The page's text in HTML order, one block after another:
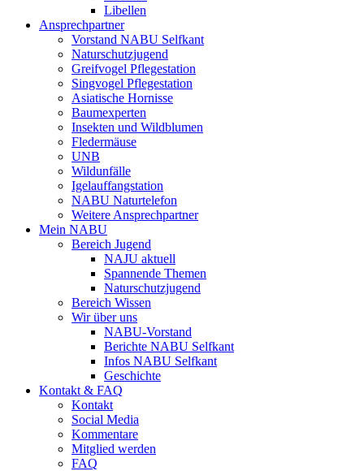
Libellen
Ansprechpartner
Vorstand NABU Selfkant
Naturschutzjugend
Greifvogel Pflegestation
Singvogel Pflegestation
Asiatische Hornisse
Baumexperten
Insekten und Wildblumen
Fledermäuse
UNB
Wildunfälle
Igelauffangstation
NABU Naturtelefon
Weitere Ansprechpartner
Mein NABU
Bereich Jugend
NAJU aktuell
Spannende Themen
Naturschutzjugend
Bereich Wissen
Wir über uns
NABU-Vorstand
Berichte NABU Selfkant
Infos NABU Selfkant
Geschichte
Kontakt & FAQ
Kontakt
Social Media
Kommentare
Mitglied werden
FAQ